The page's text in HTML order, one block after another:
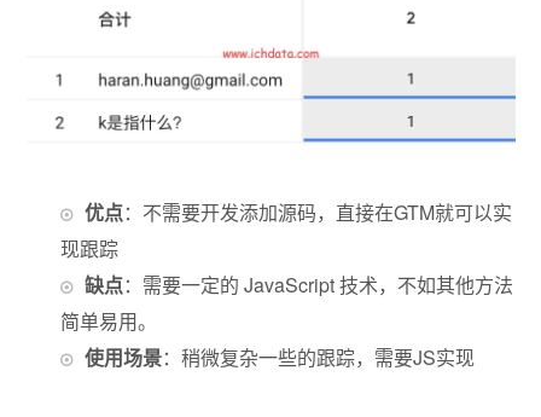
优点：不需要开发添加源码，直接在GTM就可以实
现跟踪
缺点：需要一定的 JavaScript 技术，不如其他方法
简单易用。
使用场景：稍微复杂一些的跟踪，需要JS实现